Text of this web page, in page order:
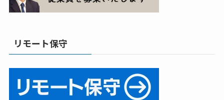
リモート保守